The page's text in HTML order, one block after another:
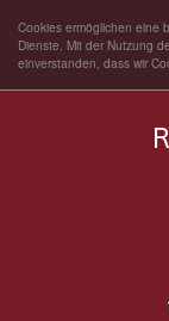
Cookies ermöglichen eine
Dienste. Mit der Nutzung
einverstanden, dass wir